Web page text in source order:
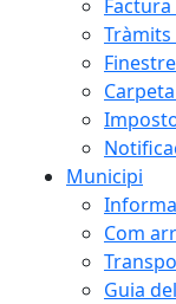
Municipi
Com
Guia